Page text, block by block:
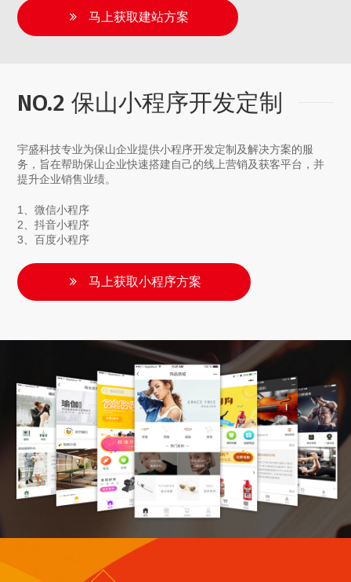
马上获取建站方案
NO.2 保山小程序开发定制
宇盛科技专业为保山企业提供小程序开发定制及解决方案的服
务，旨在帮助保山企业快速搭建自己的线上营销及获客平台，并
提升企业销售业绩。
1、微信小程序
2、抖音小程序
3、百度小程序
马上获取小程序方案